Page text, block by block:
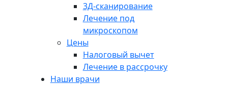
3Д-сканирование
Лечение под
микроскопом
Цены
Налоговый вычет
Лечение в рассрочку
Наши врачи